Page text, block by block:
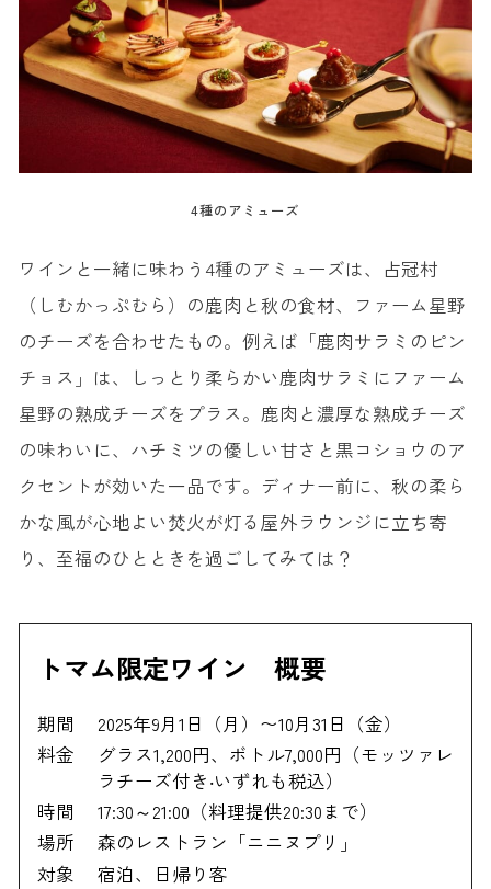
4種のアミューズ
ワインと一緒に味わう4種のアミューズは、占冠村
（しむかっぷむら）の鹿肉と秋の食材、ファーム星野
のチーズを合わせたもの。例えば「鹿肉サラミのピン
チョス」は、しっとり柔らかい鹿肉サラミにファーム
星野の熟成チーズをプラス。鹿肉と濃厚な熟成チーズ
の味わいに、ハチミツの優しい甘さと黒コショウのア
クセントが効いた一品です。ディナー前に、秋の柔ら
かな風が心地よい焚火が灯る屋外ラウンジに立ち寄
り、至福のひとときを過ごしてみては？
トマム限定ワイン 概要
期間
2025年9月1日（月）〜10月31日（金）
料金
グラス1,200円、ボトル7,000円（モッツァレ
ラチーズ付き‧いずれも税込）
時間
17:30～21:00（料理提供20:30まで）
場所
森のレストラン「ニニヌプリ」
対象
宿泊、日帰り客